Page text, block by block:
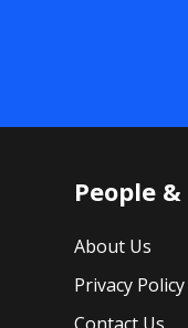
People
About Us
Privacy Policy